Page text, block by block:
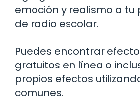
emoción y realismo a tu
de radio escolar.
Puedes encontrar
gratuitos en línea o
propios efectos
comunes.